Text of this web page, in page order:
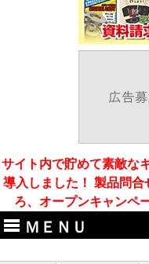
サイト内で貯めて素敵な
導入しました！ 製品問
ろ、オープンキャンペ
ＭＥＮＵ